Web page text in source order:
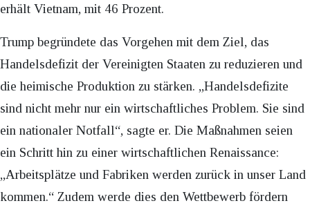
erhält Vietnam, mit 46 Prozent.
Trump begründete das Vorgehen mit dem Ziel, das
Handelsdefizit der Vereinigten Staaten zu reduzieren und
die heimische Produktion zu stärken. „Handelsdefizite
sind nicht mehr nur ein wirtschaftliches Problem. Sie sind
ein nationaler Notfall“, sagte er. Die Maßnahmen seien
ein Schritt hin zu einer wirtschaftlichen Renaissance:
„Arbeitsplätze und Fabriken werden zurück in unser Land
kommen.“ Zudem werde dies den Wettbewerb fördern